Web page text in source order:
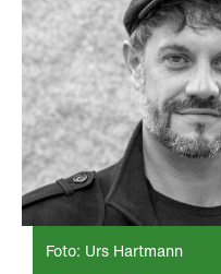
Foto: Urs Hartmann